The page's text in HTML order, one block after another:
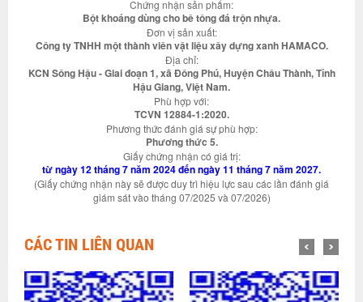
Chứng nhận sản phẩm:
Bột khoáng dùng cho bê tông đá trộn nhựa.
Đơn vị sản xuất:
Công ty TNHH một thành viên vật liệu xây dựng xanh HAMACO.
Địa chỉ:
KCN Sông Hậu - Giai đoạn 1, xã Đông Phú, Huyện Châu Thành, Tỉnh
Hậu Giang, Việt Nam.
Phù hợp với:
TCVN 12884-1:2020.
Phương thức đánh giá sự phù hợp:
Phương thức 5.
Giấy chứng nhận có giá trị:
từ ngày 12 tháng 7 năm 2024 đến ngày 11 tháng 7 năm 2027.
(Giấy chứng nhận này sẽ được duy trì hiệu lực sau các lần đánh giá
giám sát vào tháng 07/2025 và 07/2026)
CÁC TIN LIÊN QUAN